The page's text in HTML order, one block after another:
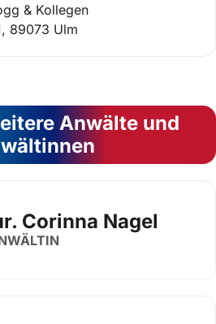
& Kollegen
89073 Ulm
Anwälte und
Corinna Nagel